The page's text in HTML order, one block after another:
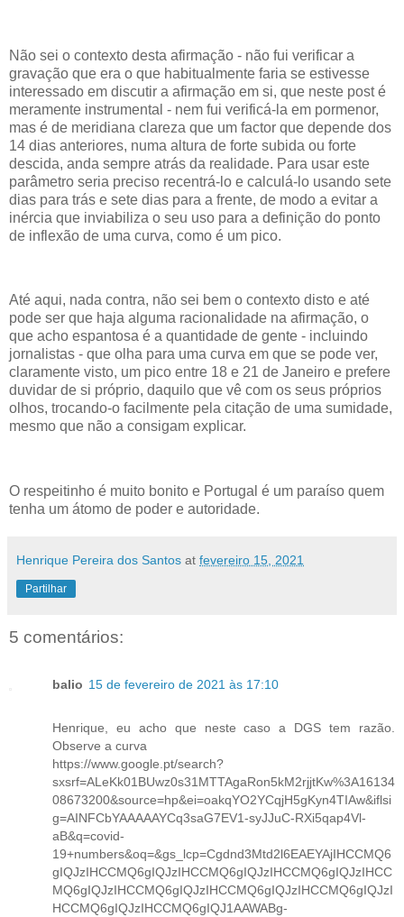
Não sei o contexto desta afirmação - não fui verificar a
gravação que era o que habitualmente faria se estivesse
interessado em discutir a afirmação em si, que neste post é
meramente instrumental - nem fui verificá-la em pormenor,
mas é de meridiana clareza que um factor que depende dos
14 dias anteriores, numa altura de forte subida ou forte
descida, anda sempre atrás da realidade. Para usar este
parâmetro seria preciso recentrá-lo e calculá-lo usando sete
dias para trás e sete dias para a frente, de modo a evitar a
inércia que inviabiliza o seu uso para a definição do ponto
de inflexão de uma curva, como é um pico.
Até aqui, nada contra, não sei bem o contexto disto e até
pode ser que haja alguma racionalidade na afirmação, o
que acho espantosa é a quantidade de gente - incluindo
jornalistas - que olha para uma curva em que se pode ver,
claramente visto, um pico entre 18 e 21 de Janeiro e prefere
duvidar de si próprio, daquilo que vê com os seus próprios
olhos, trocando-o facilmente pela citação de uma sumidade,
mesmo que não a consigam explicar.
O respeitinho é muito bonito e Portugal é um paraíso quem
tenha um átomo de poder e autoridade.
Henrique Pereira dos Santos at fevereiro 15, 2021
Partilhar
5 comentários:
balio 15 de fevereiro de 2021 às 17:10
Henrique, eu acho que neste caso a DGS tem razão.
Observe a curva
https://www.google.pt/search?
sxsrf=ALeKk01BUwz0s31MTTAgaRon5kM2rjjtKw%3A16134
08673200&source=hp&ei=oakqYO2YCqjH5gKyn4TIAw&iflsi
g=AINFCbYAAAAAYCq3saG7EV1-syJJuC-RXi5qap4Vl-
aB&q=covid-
19+numbers&oq=&gs_lcp=Cgdnd3Mtd2l6EAEYAjIHCCMQ6
gIQJzIHCCMQ6gIQJzIHCCMQ6gIQJzIHCCMQ6gIQJzIHCC
MQ6gIQJzIHCCMQ6gIQJzIHCCMQ6gIQJzIHCCMQ6gIQJzI
HCCMQ6gIQJzIHCCMQ6gIQJ1AAWABg-